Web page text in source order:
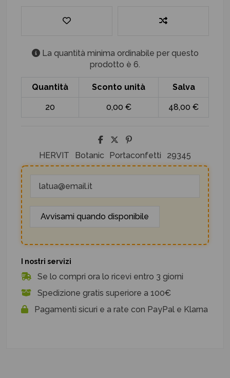
La quantità minima ordinabile per questo
prodotto è 6.
Quantità Sconto unità Salva
20 0,00 € 48,00 €
HERVIT Botanic Portaconfetti 29345
I nostri servizi
Se lo compri ora lo ricevi entro 3 giorni
Spedizione gratis superiore a 100€
Pagamenti sicuri e a rate con PayPal e Klarna